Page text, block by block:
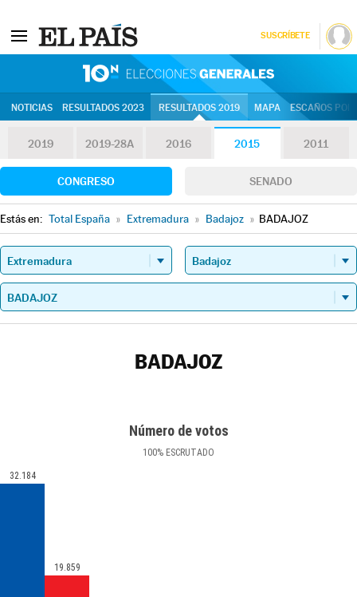
SUSCRÍBETE
NOTICIAS RESULTADOS 2023 RESULTADOS 2019 MAPA ESCAÑOS
2019 2019-28A 2016 2015 2011
CONGRESO SENADO
Estás en: Total España » Extremadura » Badajoz » BADAJOZ
BADAJOZ
Número de votos
100% ESCRUTADO
32.184
19.859